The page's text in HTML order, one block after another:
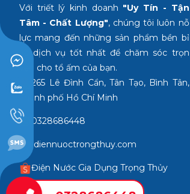
Với triết lý kinh doanh "Uy Tín - Tận
Tâm - Chất Lượng", chúng tôi luôn nỗ
lực mang đến những sản phẩm bền bỉ
và dịch vụ tốt nhất để chăm sóc trọn
vẹn cho tổ ấm của bạn.
265 Lê Đình Cẩn, Tân Tạo, Bình Tân,
Thành phố Hồ Chí Minh
0328686448
diennuoctrongthuy.com
Điện Nước Gia Dụng Trọng Thủy